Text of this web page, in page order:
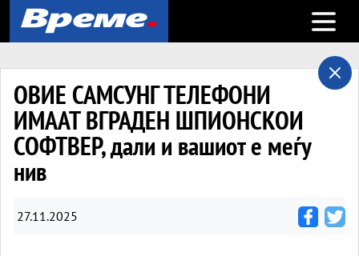
Open
ОВИЕ САМСУНГ ТЕЛЕФОНИ
ИМААТ ВГРАДЕН ШПИОНСКОИ
СОФТВЕР, дали и вашиот е меѓу
нив
27.11.2025